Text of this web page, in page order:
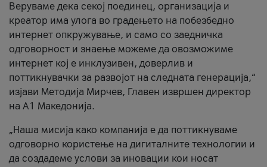
Веруваме дека секој поединец, организација и
креатор има улога во градењето на побезбедно
интернет опкружување, и само со заедничка
одговорност и знаење можеме да овозможиме
интернет кој е инклузивен, доверлив и
поттикнувачки за развојот на следната генерација,“
изјави Методија Мирчев, Главен извршен директор
на А1 Македонија.
„Наша мисија како компанија е да поттикнуваме
одговорно користење на дигиталните технологии и
да создадеме услови за иновации кои носат